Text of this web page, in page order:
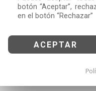
botón “Aceptar”,
en el botón “Rechazar”
ACEPTAR